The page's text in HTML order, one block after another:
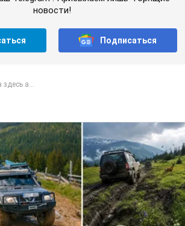
экосистемы, которые
сотни лет": в Greenpeace
альпийские и субальпийские
комплексы, которые
сотен лет